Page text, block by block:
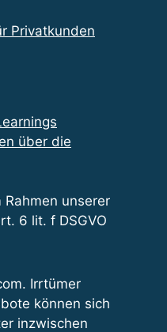
Privatkunden
über die
Rahmen unserer
6 lit. f DSGVO
Irrtümer
können sich
inzwischen